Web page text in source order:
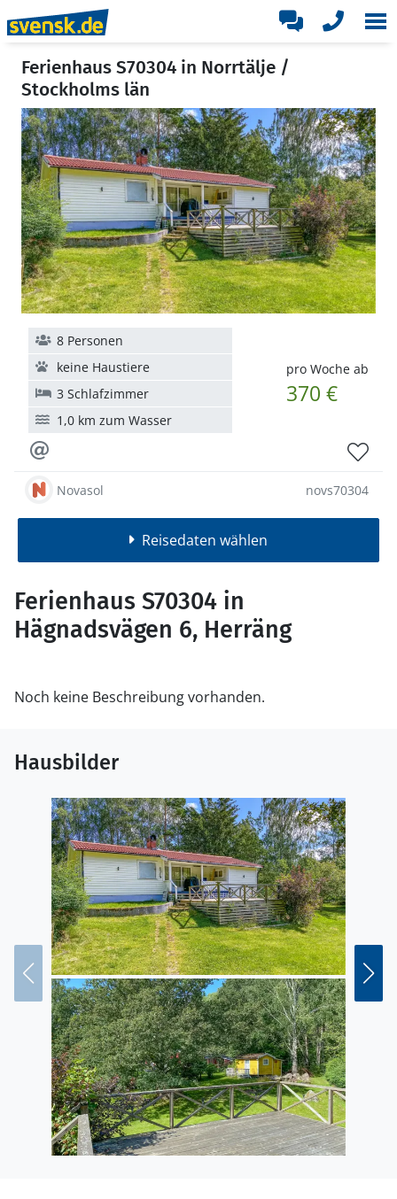
Ferienhaus S70304 in Norrtälje /
Stockholms län
pro Woche ab
370 €
8 Personen
keine Haustiere
3 Schlafzimmer
1,0 km zum Wasser
Novasol novs70304
Reisedaten wählen
Ferienhaus S70304 in
Hägnadsvägen 6, Herräng
Noch keine Beschreibung vorhanden.
Hausbilder